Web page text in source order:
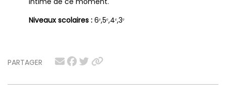
PARTAGER
Niveaux scolaires : 6ᵉ,5ᵉ,4ᵉ,3ᵉ